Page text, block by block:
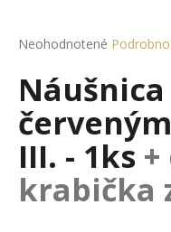
Priemerné
produktu
je
0,0
z
5
hviezdičiek.
Neohodnotené
III. - 1ks
krabička
j
ť
?